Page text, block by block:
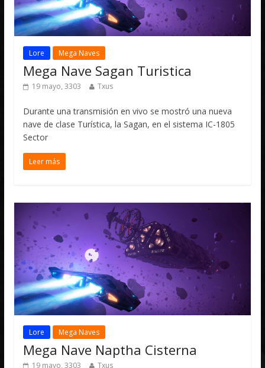
Lore Mega Naves
Mega Nave Sagan Turistica
19 mayo, 3303 Txus
Durante una transmisión en vivo se mostró una nueva
nave de clase Turística, la Sagan, en el sistema IC-1805
Sector
Leer más
Lore Mega Naves
Mega Nave Naptha Cisterna
19 mayo, 3303 Txus